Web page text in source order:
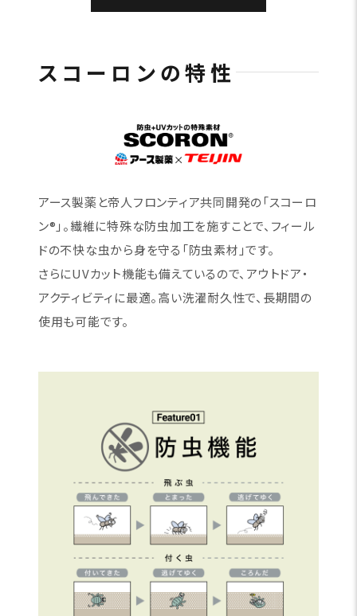
スコーロンの特性
アース製薬と帝人フロンティア共同開発の「スコーロ
ン®」。繊維に特殊な防虫加工を施すことで、フィール
ドの不快な虫から身を守る「防虫素材」です。
さらにUVカット機能も備えているので、アウトドア・
アクティビティに最適。高い洗濯耐久性で、長期間の
使用も可能です。